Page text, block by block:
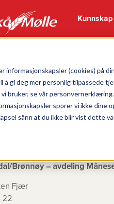
informasjonskapsler (cookies) på
å gi deg mer personlig tilpassede
bruker, se vår personvernerklæring.
sporer vi ikke dine
sånn at du ikke blir vist dette
Kunnskap
Brønnøy – avdeling
Fjær
22